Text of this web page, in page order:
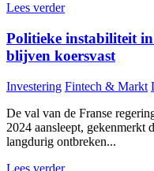
Lees verder
Politieke instabiliteit
blijven koersvast
Investering Fintech & Markt
De val van de Franse
2024 aansleept, gekenmerkt
langdurig ontbreken...
Lees verder